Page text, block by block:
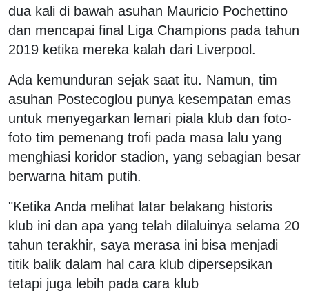
dua kali di bawah asuhan Mauricio Pochettino
dan mencapai final Liga Champions pada tahun
2019 ketika mereka kalah dari Liverpool.
Ada kemunduran sejak saat itu. Namun, tim
asuhan Postecoglou punya kesempatan emas
untuk menyegarkan lemari piala klub dan foto-
foto tim pemenang trofi pada masa lalu yang
menghiasi koridor stadion, yang sebagian besar
berwarna hitam putih.
"Ketika Anda melihat latar belakang historis
klub ini dan apa yang telah dilaluinya selama 20
tahun terakhir, saya merasa ini bisa menjadi
titik balik dalam hal cara klub dipersepsikan
tetapi juga lebih pada cara klub